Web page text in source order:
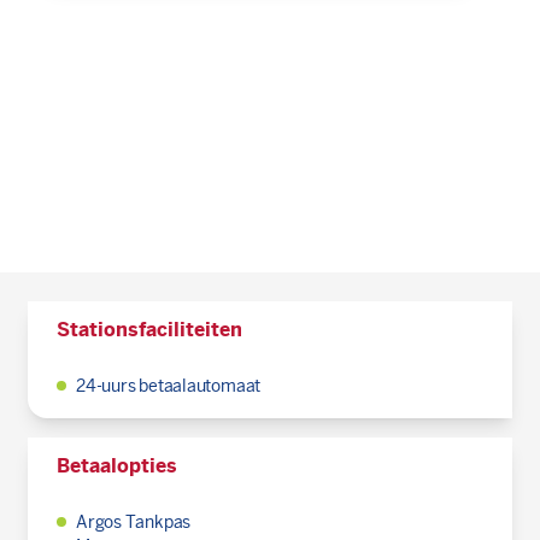
Stationsfaciliteiten
24-uurs betaalautomaat
Betaalopties
Argos Tankpas